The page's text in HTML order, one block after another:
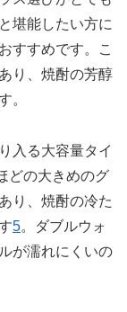
堪能したい方に
すすめです。こ
り、焼酎の芳醇
。
入る大容量タイ
どの大きめのグ
り、焼酎の冷た
5。ダブルウォ
が濡れにくいの